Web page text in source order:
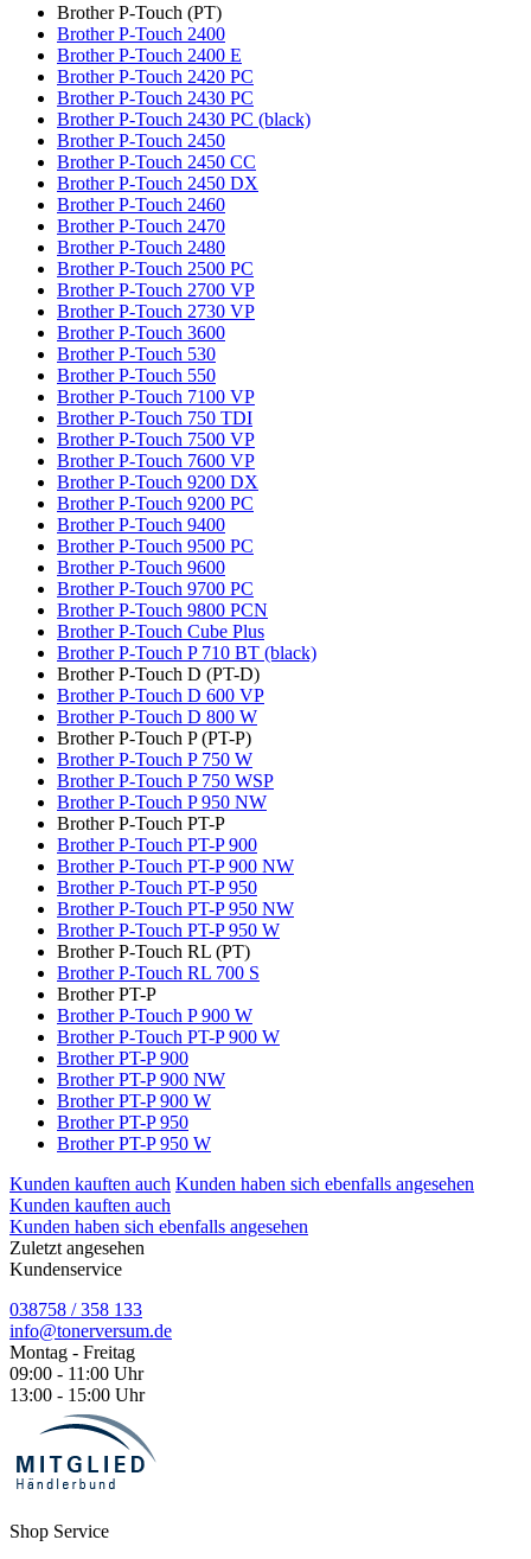
Brother P-Touch (PT)
Brother P-Touch 2400
Brother P-Touch 2400 E
Brother P-Touch 2420 PC
Brother P-Touch 2430 PC
Brother P-Touch 2430 PC (black)
Brother P-Touch 2450
Brother P-Touch 2450 CC
Brother P-Touch 2450 DX
Brother P-Touch 2460
Brother P-Touch 2470
Brother P-Touch 2480
Brother P-Touch 2500 PC
Brother P-Touch 2700 VP
Brother P-Touch 2730 VP
Brother P-Touch 3600
Brother P-Touch 530
Brother P-Touch 550
Brother P-Touch 7100 VP
Brother P-Touch 750 TDI
Brother P-Touch 7500 VP
Brother P-Touch 7600 VP
Brother P-Touch 9200 DX
Brother P-Touch 9200 PC
Brother P-Touch 9400
Brother P-Touch 9500 PC
Brother P-Touch 9600
Brother P-Touch 9700 PC
Brother P-Touch 9800 PCN
Brother P-Touch Cube Plus
Brother P-Touch P 710 BT (black)
Brother P-Touch D (PT-D)
Brother P-Touch D 600 VP
Brother P-Touch D 800 W
Brother P-Touch P (PT-P)
Brother P-Touch P 750 W
Brother P-Touch P 750 WSP
Brother P-Touch P 950 NW
Brother P-Touch PT-P
Brother P-Touch PT-P 900
Brother P-Touch PT-P 900 NW
Brother P-Touch PT-P 950
Brother P-Touch PT-P 950 NW
Brother P-Touch PT-P 950 W
Brother P-Touch RL (PT)
Brother P-Touch RL 700 S
Brother PT-P
Brother P-Touch P 900 W
Brother P-Touch PT-P 900 W
Brother PT-P 900
Brother PT-P 900 NW
Brother PT-P 900 W
Brother PT-P 950
Brother PT-P 950 W
Kunden kauften auch Kunden haben sich ebenfalls angesehen
Kunden kauften auch
Kunden haben sich ebenfalls angesehen
Zuletzt angesehen
Kundenservice
038758 / 358 133
info@tonerversum.de
Montag - Freitag
09:00 - 11:00 Uhr
13:00 - 15:00 Uhr
Shop Service